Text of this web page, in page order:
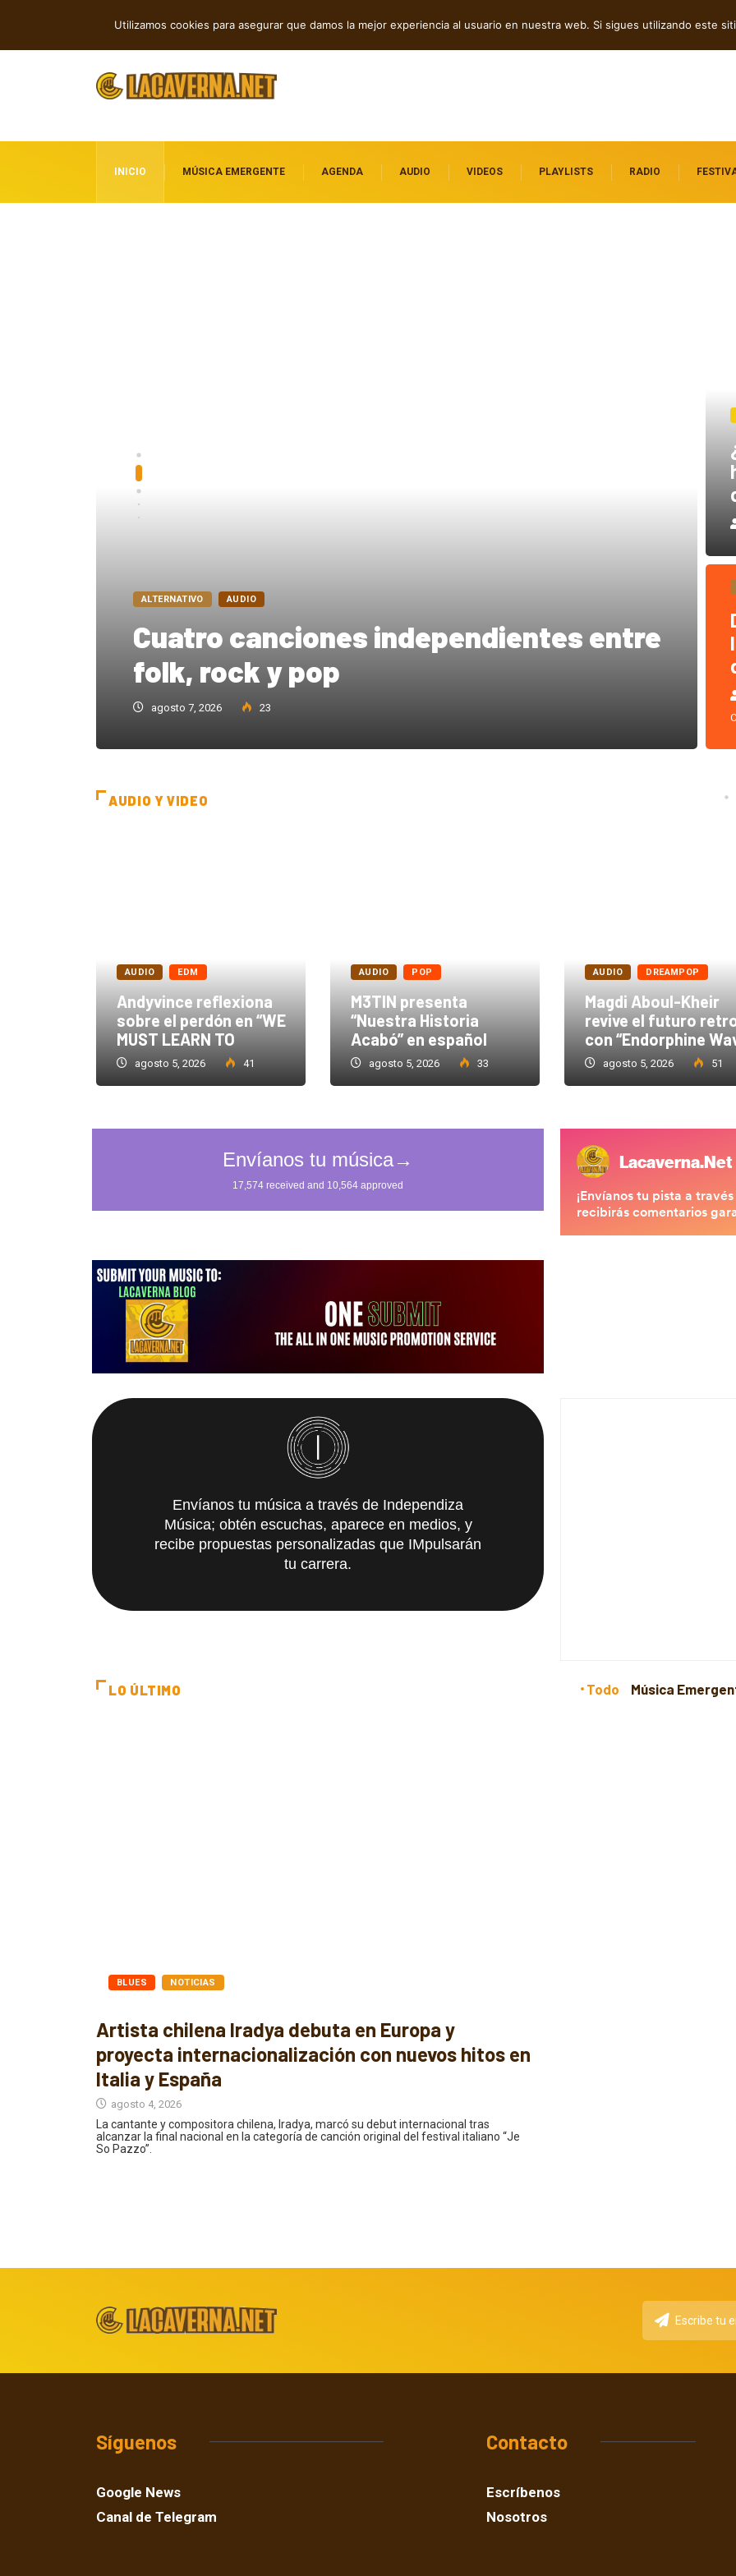
INICIO MÚSICA EMERGENTE AGENDA AUDIO VIDEOS PLAYLISTS RADIO
ALTERNATIVO AUDIO
Cuatro canciones independientes entre
folk, rock y pop
agosto 7, 2026 23
AUDIO Y VIDEO
AUDIO EDM
Andyvince reflexiona
sobre el perdón en “WE
MUST LEARN TO
agosto 5, 2026 41
AUDIO POP
M3TIN presenta
“Nuestra Historia
Acabó” en español
agosto 5, 2026 33
AUDIO DREAMPOP
Magdi Aboul-Kheir
revive el futuro
con “Endorphine
agosto 5, 2026 51
Envíanos tu música a través de Independiza
Música; obtén escuchas, aparece en medios, y
recibe propuestas personalizadas que IMpulsarán
tu carrera.
LO ÚLTIMO Todo Música
BLUES NOTICIAS
Artista chilena Iradya debuta en Europa y
proyecta internacionalización con nuevos hitos en
Italia y España
agosto 4, 2026
La cantante y compositora chilena, Iradya, marcó su debut internacional tras
alcanzar la final nacional en la categoría de canción original del festival italiano “Je
So Pazzo”.
Síguenos
Google News
Canal de Telegram
Contacto
Escríbenos
Nosotros
Utilizamos cookies para asegurar que damos la mejor experiencia al usuario en nuestra web. Si sigues utilizando este